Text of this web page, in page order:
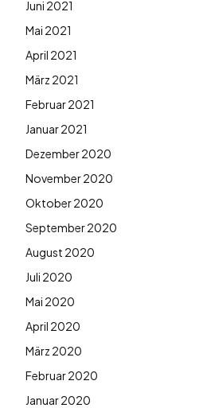
Juni 2021
Mai 2021
April 2021
März 2021
Februar 2021
Januar 2021
Dezember 2020
November 2020
Oktober 2020
September 2020
August 2020
Juli 2020
Mai 2020
April 2020
März 2020
Februar 2020
Januar 2020